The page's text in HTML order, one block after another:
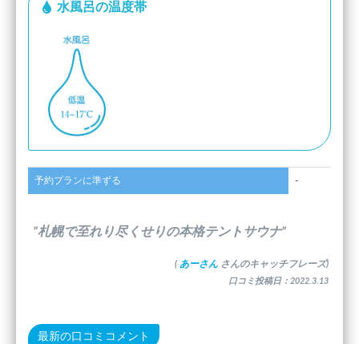
水風呂の温度帯
予約プランに準ずる -
”札幌で至れり尽くせりの本格テントサウナ”
( あーさん さんのキャッチフレーズ)
口コミ投稿日：2022.3.13
最新の口コミコメント